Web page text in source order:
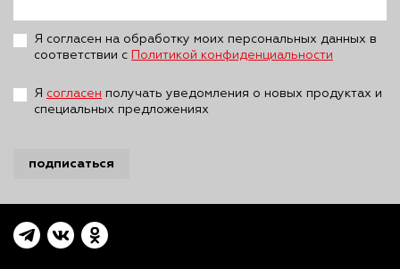
Я согласен на обработку моих персональных данных в
соответствии с
Политикой конфиденциальности
Я согласен получать уведомления о новых продуктах и
специальных предложениях
подписаться